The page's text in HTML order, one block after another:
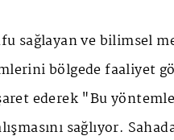
sağlayan ve bilimsel
bölgede faaliyet
ederek "Bu
sağlıyor.